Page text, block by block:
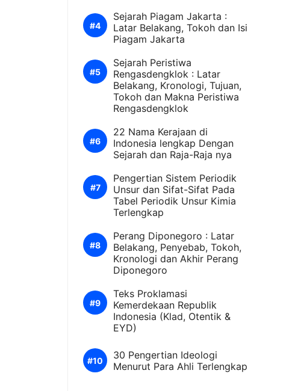
Sejarah Piagam Jakarta :
Latar Belakang, Tokoh dan Isi
Piagam Jakarta
Sejarah Peristiwa
Rengasdengklok : Latar
Belakang, Kronologi, Tujuan,
Tokoh dan Makna Peristiwa
Rengasdengklok
22 Nama Kerajaan di
Indonesia lengkap Dengan
Sejarah dan Raja-Raja nya
Pengertian Sistem Periodik
Unsur dan Sifat-Sifat Pada
Tabel Periodik Unsur Kimia
Terlengkap
Perang Diponegoro : Latar
Belakang, Penyebab, Tokoh,
Kronologi dan Akhir Perang
Diponegoro
Teks Proklamasi
Kemerdekaan Republik
Indonesia (Klad, Otentik &
EYD)
30 Pengertian Ideologi
Menurut Para Ahli Terlengkap